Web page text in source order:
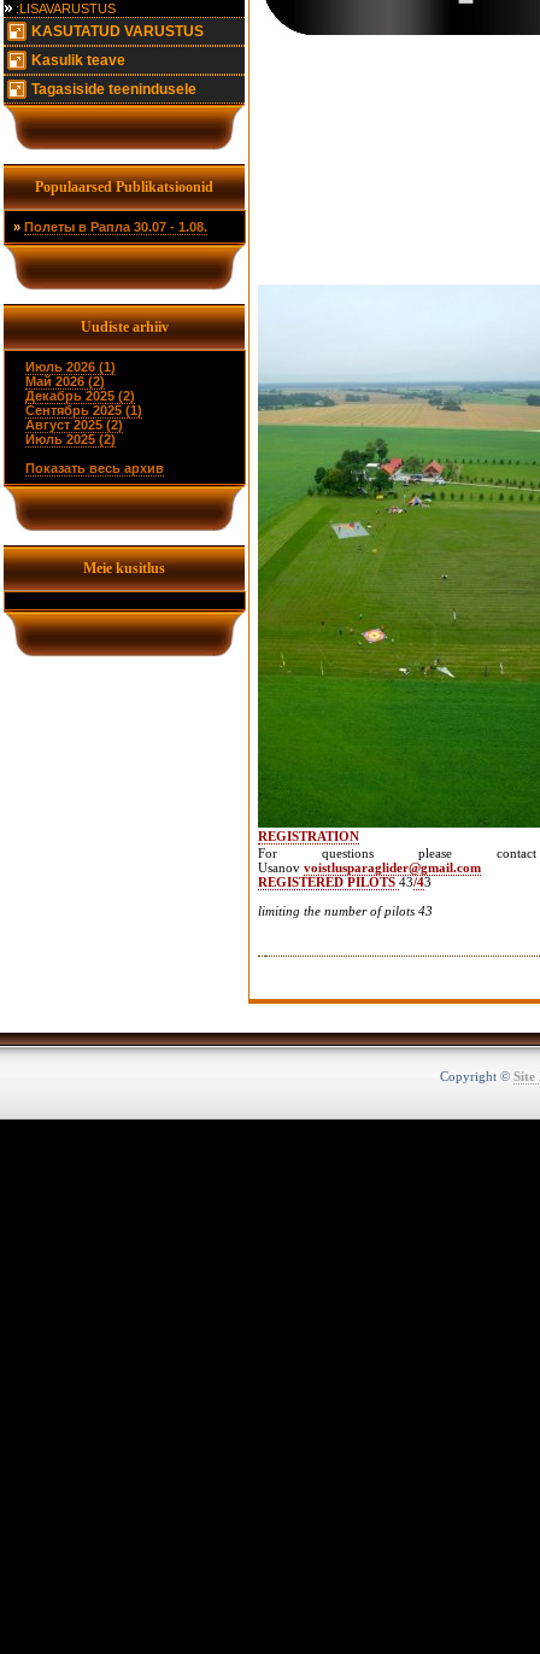
:LISAVARUSTUS
KASUTATUD VARUSTUS
Kasulik teave
Tagasiside teenindusele
Populaarsed Publikatsioonid
» Полеты в Рапла 30.07 - 1.08.
Uudiste arhiiv
Июль 2026 (1)
Май 2026 (2)
Декабрь 2025 (2)
Сентябрь 2025 (1)
Август 2025 (2)
Июль 2025 (2)
Показать весь архив
Meie kusitlus
REGISTRATION
For questions please
Usanov voistlusparaglider@gmail.com
REGISTERED PILOTS 43/43
limiting the number of pilots 43
Copyright © Site